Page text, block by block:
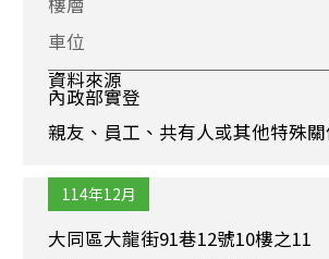
車位
資料來源
內政部實登
親友、員工、共有人或其他特殊關
114年12月
大同區大龍街91巷12號10樓之11